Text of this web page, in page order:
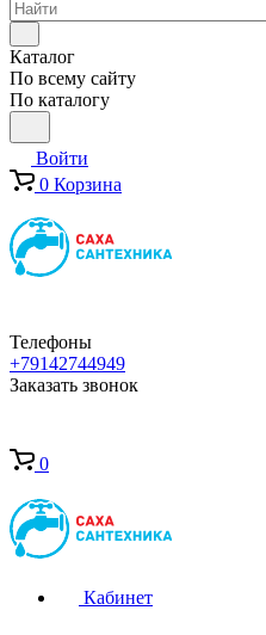
Каталог
По всему сайту
По каталогу
Войти
0 Корзина
Телефоны
+79142744949
Заказать звонок
0
Кабинет